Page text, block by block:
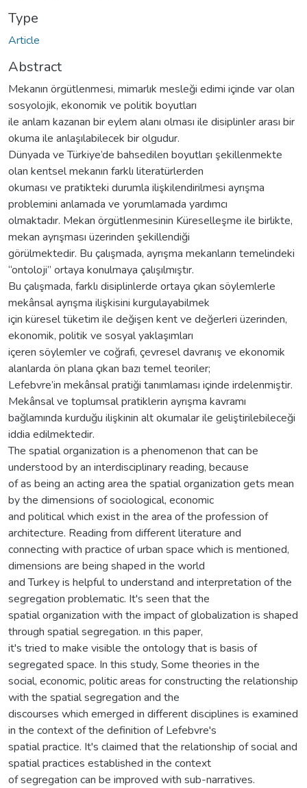
Type
Article
Abstract
Mekanın örgütlenmesi, mimarlık mesleği edimi içinde var olan
sosyolojik, ekonomik ve politik boyutları
ile anlam kazanan bir eylem alanı olması ile disiplinler arası bir
okuma ile anlaşılabilecek bir olgudur.
Dünyada ve Türkiye’de bahsedilen boyutları şekillenmekte
olan kentsel mekanın farklı literatürlerden
okuması ve pratikteki durumla ilişkilendirilmesi ayrışma
problemini anlamada ve yorumlamada yardımcı
olmaktadır. Mekan örgütlenmesinin Küreselleşme ile birlikte,
mekan ayrışması üzerinden şekillendiği
görülmektedir. Bu çalışmada, ayrışma mekanların temelindeki
“ontoloji” ortaya konulmaya çalışılmıştır.
Bu çalışmada, farklı disiplinlerde ortaya çıkan söylemlerle
mekânsal ayrışma ilişkisini kurgulayabilmek
için küresel tüketim ile değişen kent ve değerleri üzerinden,
ekonomik, politik ve sosyal yaklaşımları
içeren söylemler ve coğrafi, çevresel davranış ve ekonomik
alanlarda ön plana çıkan bazı temel teoriler;
Lefebvre’in mekânsal pratiği tanımlaması içinde irdelenmiştir.
Mekânsal ve toplumsal pratiklerin ayrışma kavramı
bağlamında kurduğu ilişkinin alt okumalar ile geliştirilebileceği
iddia edilmektedir.
The spatial organization is a phenomenon that can be
understood by an interdisciplinary reading, because
of as being an acting area the spatial organization gets mean
by the dimensions of sociological, economic
and political which exist in the area of the profession of
architecture. Reading from different literature and
connecting with practice of urban space which is mentioned,
dimensions are being shaped in the world
and Turkey is helpful to understand and interpretation of the
segregation problematic. It's seen that the
spatial organization with the impact of globalization is shaped
through spatial segregation. ın this paper,
it's tried to make visible the ontology that is basis of
segregated space. In this study, Some theories in the
social, economic, politic areas for constructing the relationship
with the spatial segregation and the
discourses which emerged in different disciplines is examined
in the context of the definition of Lefebvre's
spatial practice. It's claimed that the relationship of social and
spatial practices established in the context
of segregation can be improved with sub-narratives.